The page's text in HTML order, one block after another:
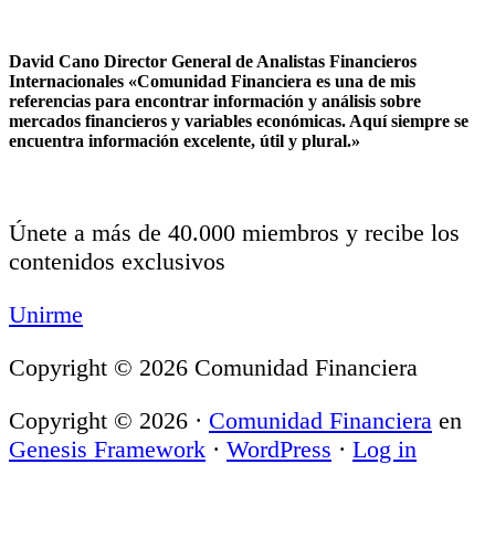
David Cano Director General de Analistas Financieros
Internacionales «Comunidad Financiera es una de mis
referencias para encontrar información y análisis sobre
mercados financieros y variables económicas. Aquí siempre se
encuentra información excelente, útil y plural.»
Únete a más de 40.000 miembros y recibe los
contenidos exclusivos
Unirme
Copyright © 2026 Comunidad Financiera
Copyright © 2026 · Comunidad Financiera en
Genesis Framework · WordPress · Log in